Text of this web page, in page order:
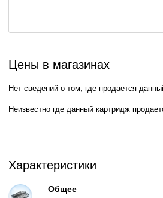
Цены в магазинах
Нет сведений о том, где продается
Неизвестно где данный картридж
Характеристики
Общее